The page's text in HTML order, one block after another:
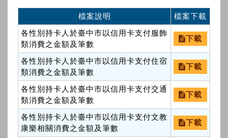
檔案說明
檔案下載
各性別持卡人於臺中市以信用卡支付服飾
類消費之金額及筆數
下載
各性別持卡人於臺中市以信用卡支付住宿
類消費之金額及筆數
下載
各性別持卡人於臺中市以信用卡支付交通
類消費之金額及筆數
下載
各性別持卡人於臺中市以信用卡支付文教
康樂相關消費之金額及筆數
下載